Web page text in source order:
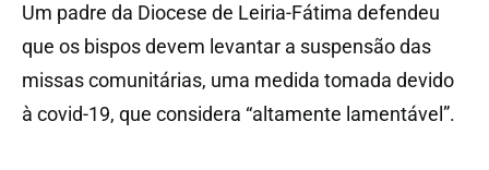
Um padre da Diocese de Leiria-Fátima defendeu
que os bispos devem levantar a suspensão das
missas comunitárias, uma medida tomada devido
à covid-19, que considera “altamente lamentável”.